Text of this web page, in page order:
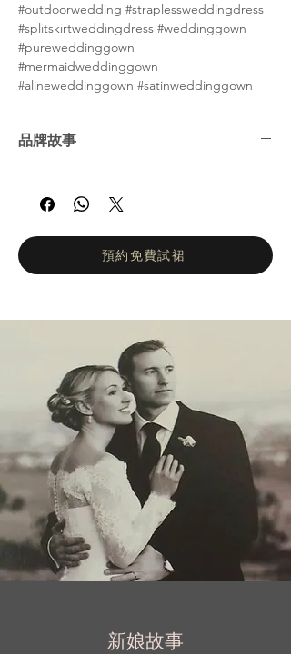
#outdoorwedding #straplessweddingdress
#splitskirtweddingdress #weddinggown
#pureweddinggown
#mermaidweddinggown
#alineweddinggown #satinweddinggown
品牌故事
俄羅斯婚紗女王。自2002年以來，娜塔莉亞羅
曼諾娃的工作室一直致力於打造輕盈飄逸、凸
禮當天專注於拍攝婚紗照和享受眾人的讚美目
光，而不是忙於換裝。
預約免費試裙
新娘故事